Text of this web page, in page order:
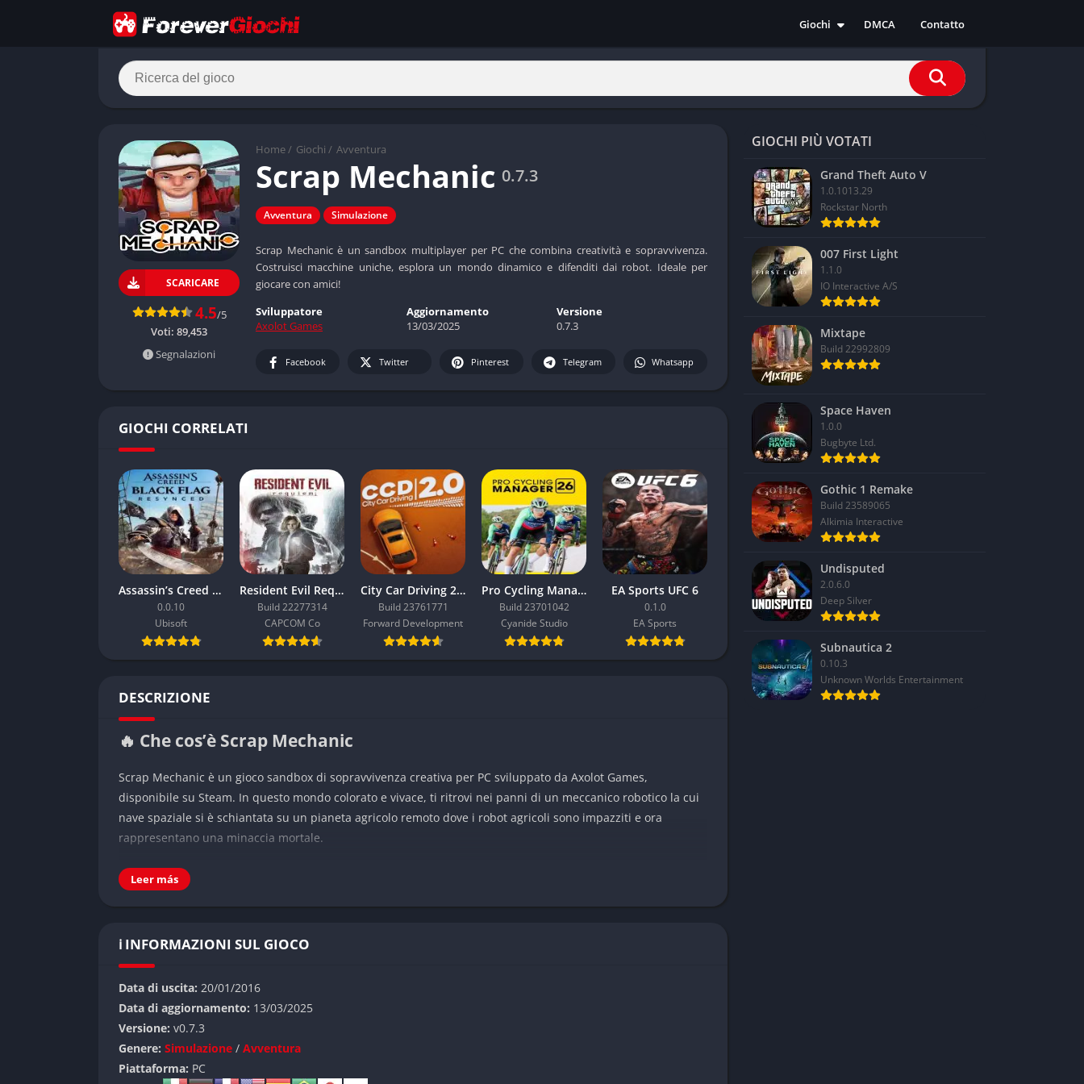
Giochi
Azione
Casual
Indie
RPG
Simulazione
Sport
Strategia
DMCA Contatto
Home / Giochi / Avventura
Scrap Mechanic 0.7.3
Avventura Simulazione
Scrap Mechanic è un sandbox multiplayer per PC che combina creatività e sopravvivenza.
Costruisci macchine uniche, esplora un mondo dinamico e difenditi dai robot. Ideale per
giocare con amici!
SCARICARE
4.5/5
Voti: 89,453
Segnalazioni
Sviluppatore
Axolot Games
Aggiornamento
13/03/2025
Versione
0.7.3
Facebook Twitter Pinterest Telegram Whatsapp
GIOCHI CORRELATI
Assassin’s Creed Black Flag Resynced
0.0.10
Ubisoft
Resident Evil Requiem
Build 22277314
CAPCOM Co
City Car Driving 2.0
Build 23761771
Forward Development
Pro Cycling Manager 26
Build 23701042
Cyanide Studio
EA Sports UFC 6
0.1.0
EA Sports
DESCRIZIONE
🔥 Che cos’è Scrap Mechanic
Scrap Mechanic è un gioco sandbox di sopravvivenza creativa per PC sviluppato da Axolot Games,
disponibile su Steam. In questo mondo colorato e vivace, ti ritrovi nei panni di un meccanico robotico la cui
nave spaziale si è schiantata su un pianeta agricolo remoto dove i robot agricoli sono impazziti e ora
rappresentano una minaccia mortale.
Ambientazione
Ti ritrovi bloccato su un pianeta generato proceduralmente, pieno di strutture abbandonate, risorse da
meccaniche per costruire veicoli, basi e macchine che ti aiuteranno a esplorare e difenderti.
👉 Caratteristiche di Scrap Mechanic
Scrap Mechanic offre tre diverse modalità di gioco, ognuna con un’esperienza unica:
Modalità Sopravvivenza: Esplora un mondo aperto generato dinamicamente, raccogli risorse, costruisci
basi per proteggerti e combatti contro i robot agricoli impazziti. Dovrai gestire fame, idratazione e salute
Leer más
ℹ️ INFORMAZIONI SUL GIOCO
Data di uscita: 20/01/2016
Data di aggiornamento: 13/03/2025
Versione: v0.7.3
Genere: Simulazione / Avventura
Piattaforma: PC
GIOCHI PIÙ VOTATI
Grand Theft Auto V
1.0.1013.29
Rockstar North
007 First Light
1.1.0
IO Interactive A/S
Mixtape
Build 22992809
Space Haven
1.0.0
Bugbyte Ltd.
Gothic 1 Remake
Build 23589065
Alkimia Interactive
Undisputed
2.0.6.0
Deep Silver
Subnautica 2
0.10.3
Unknown Worlds Entertainment